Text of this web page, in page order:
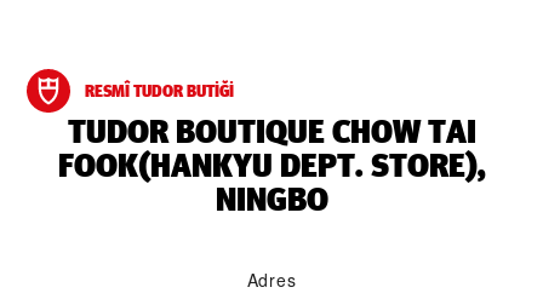
RESMÎ TUDOR BUTIĞI
‭TUDOR BOUTIQUE CHOW TAI
FOOK(HANKYU DEPT. STORE),
NINGBO‬
Adres